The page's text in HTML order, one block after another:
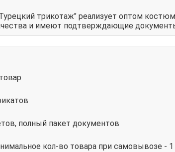
трикотаж" реализует оптом
и имеют подтверждающие
полный пакет документов
кол-во товара при самовывозе - 1